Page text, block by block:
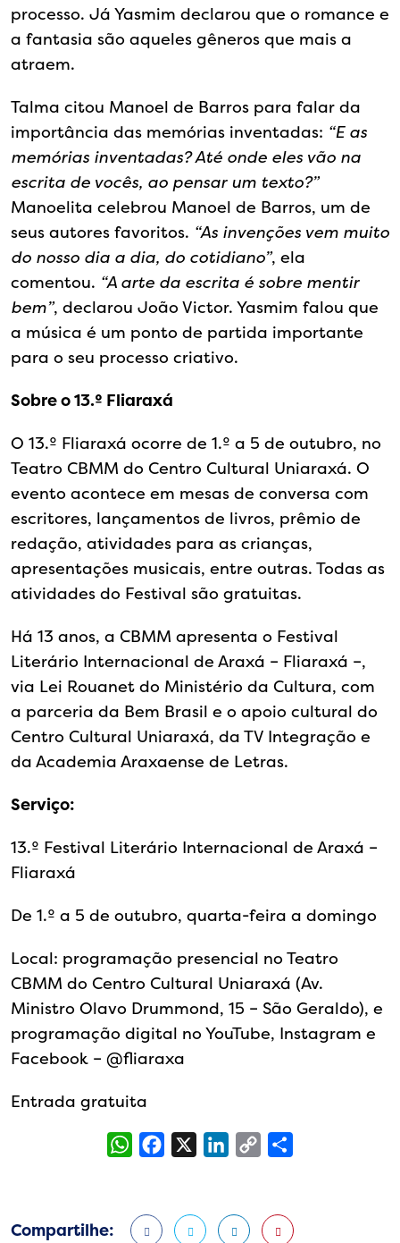
processo. Já Yasmim declarou que o romance e
a fantasia são aqueles gêneros que mais a
atraem.
Talma citou Manoel de Barros para falar da
importância das memórias inventadas: “E as
memórias inventadas? Até onde eles vão na
escrita de vocês, ao pensar um texto?”
Manoelita celebrou Manoel de Barros, um de
seus autores favoritos. “As invenções vem muito
do nosso dia a dia, do cotidiano”, ela
comentou. “A arte da escrita é sobre mentir
bem”, declarou João Victor. Yasmim falou que
a música é um ponto de partida importante
para o seu processo criativo.
Sobre o 13.º Fliaraxá
O 13.º Fliaraxá ocorre de 1.º a 5 de outubro, no
Teatro CBMM do Centro Cultural Uniaraxá. O
evento acontece em mesas de conversa com
escritores, lançamentos de livros, prêmio de
redação, atividades para as crianças,
apresentações musicais, entre outras. Todas as
atividades do Festival são gratuitas.
Há 13 anos, a CBMM apresenta o Festival
Literário Internacional de Araxá – Fliaraxá –,
via Lei Rouanet do Ministério da Cultura, com
a parceria da Bem Brasil e o apoio cultural do
Centro Cultural Uniaraxá, da TV Integração e
da Academia Araxaense de Letras.
Serviço:
13.º Festival Literário Internacional de Araxá –
Fliaraxá
De 1.º a 5 de outubro, quarta-feira a domingo
Local: programação presencial no Teatro
CBMM do Centro Cultural Uniaraxá (Av.
Ministro Olavo Drummond, 15 – São Geraldo), e
programação digital no YouTube, Instagram e
Facebook – @‌fliaraxa
Entrada gratuita
WhatsAppFacebook LinkedIn
Copy
Compartilhe: